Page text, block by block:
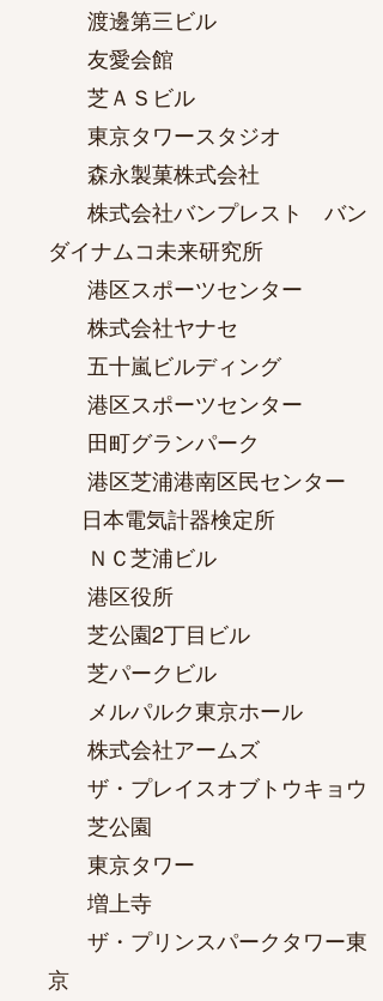
渡邊第三ビル
友愛会館
芝ＡＳビル
東京タワースタジオ
森永製菓株式会社
株式会社バンプレスト バン
ダイナムコ未来研究所
港区スポーツセンター
株式会社ヤナセ
五十嵐ビルディング
港区スポーツセンター
田町グランパーク
港区芝浦港南区民センター
日本電気計器検定所
ＮＣ芝浦ビル
港区役所
芝公園2丁目ビル
芝パークビル
メルパルク東京ホール
株式会社アームズ
ザ・プレイスオブトウキョウ
芝公園
東京タワー
増上寺
ザ・プリンスパークタワー東
京